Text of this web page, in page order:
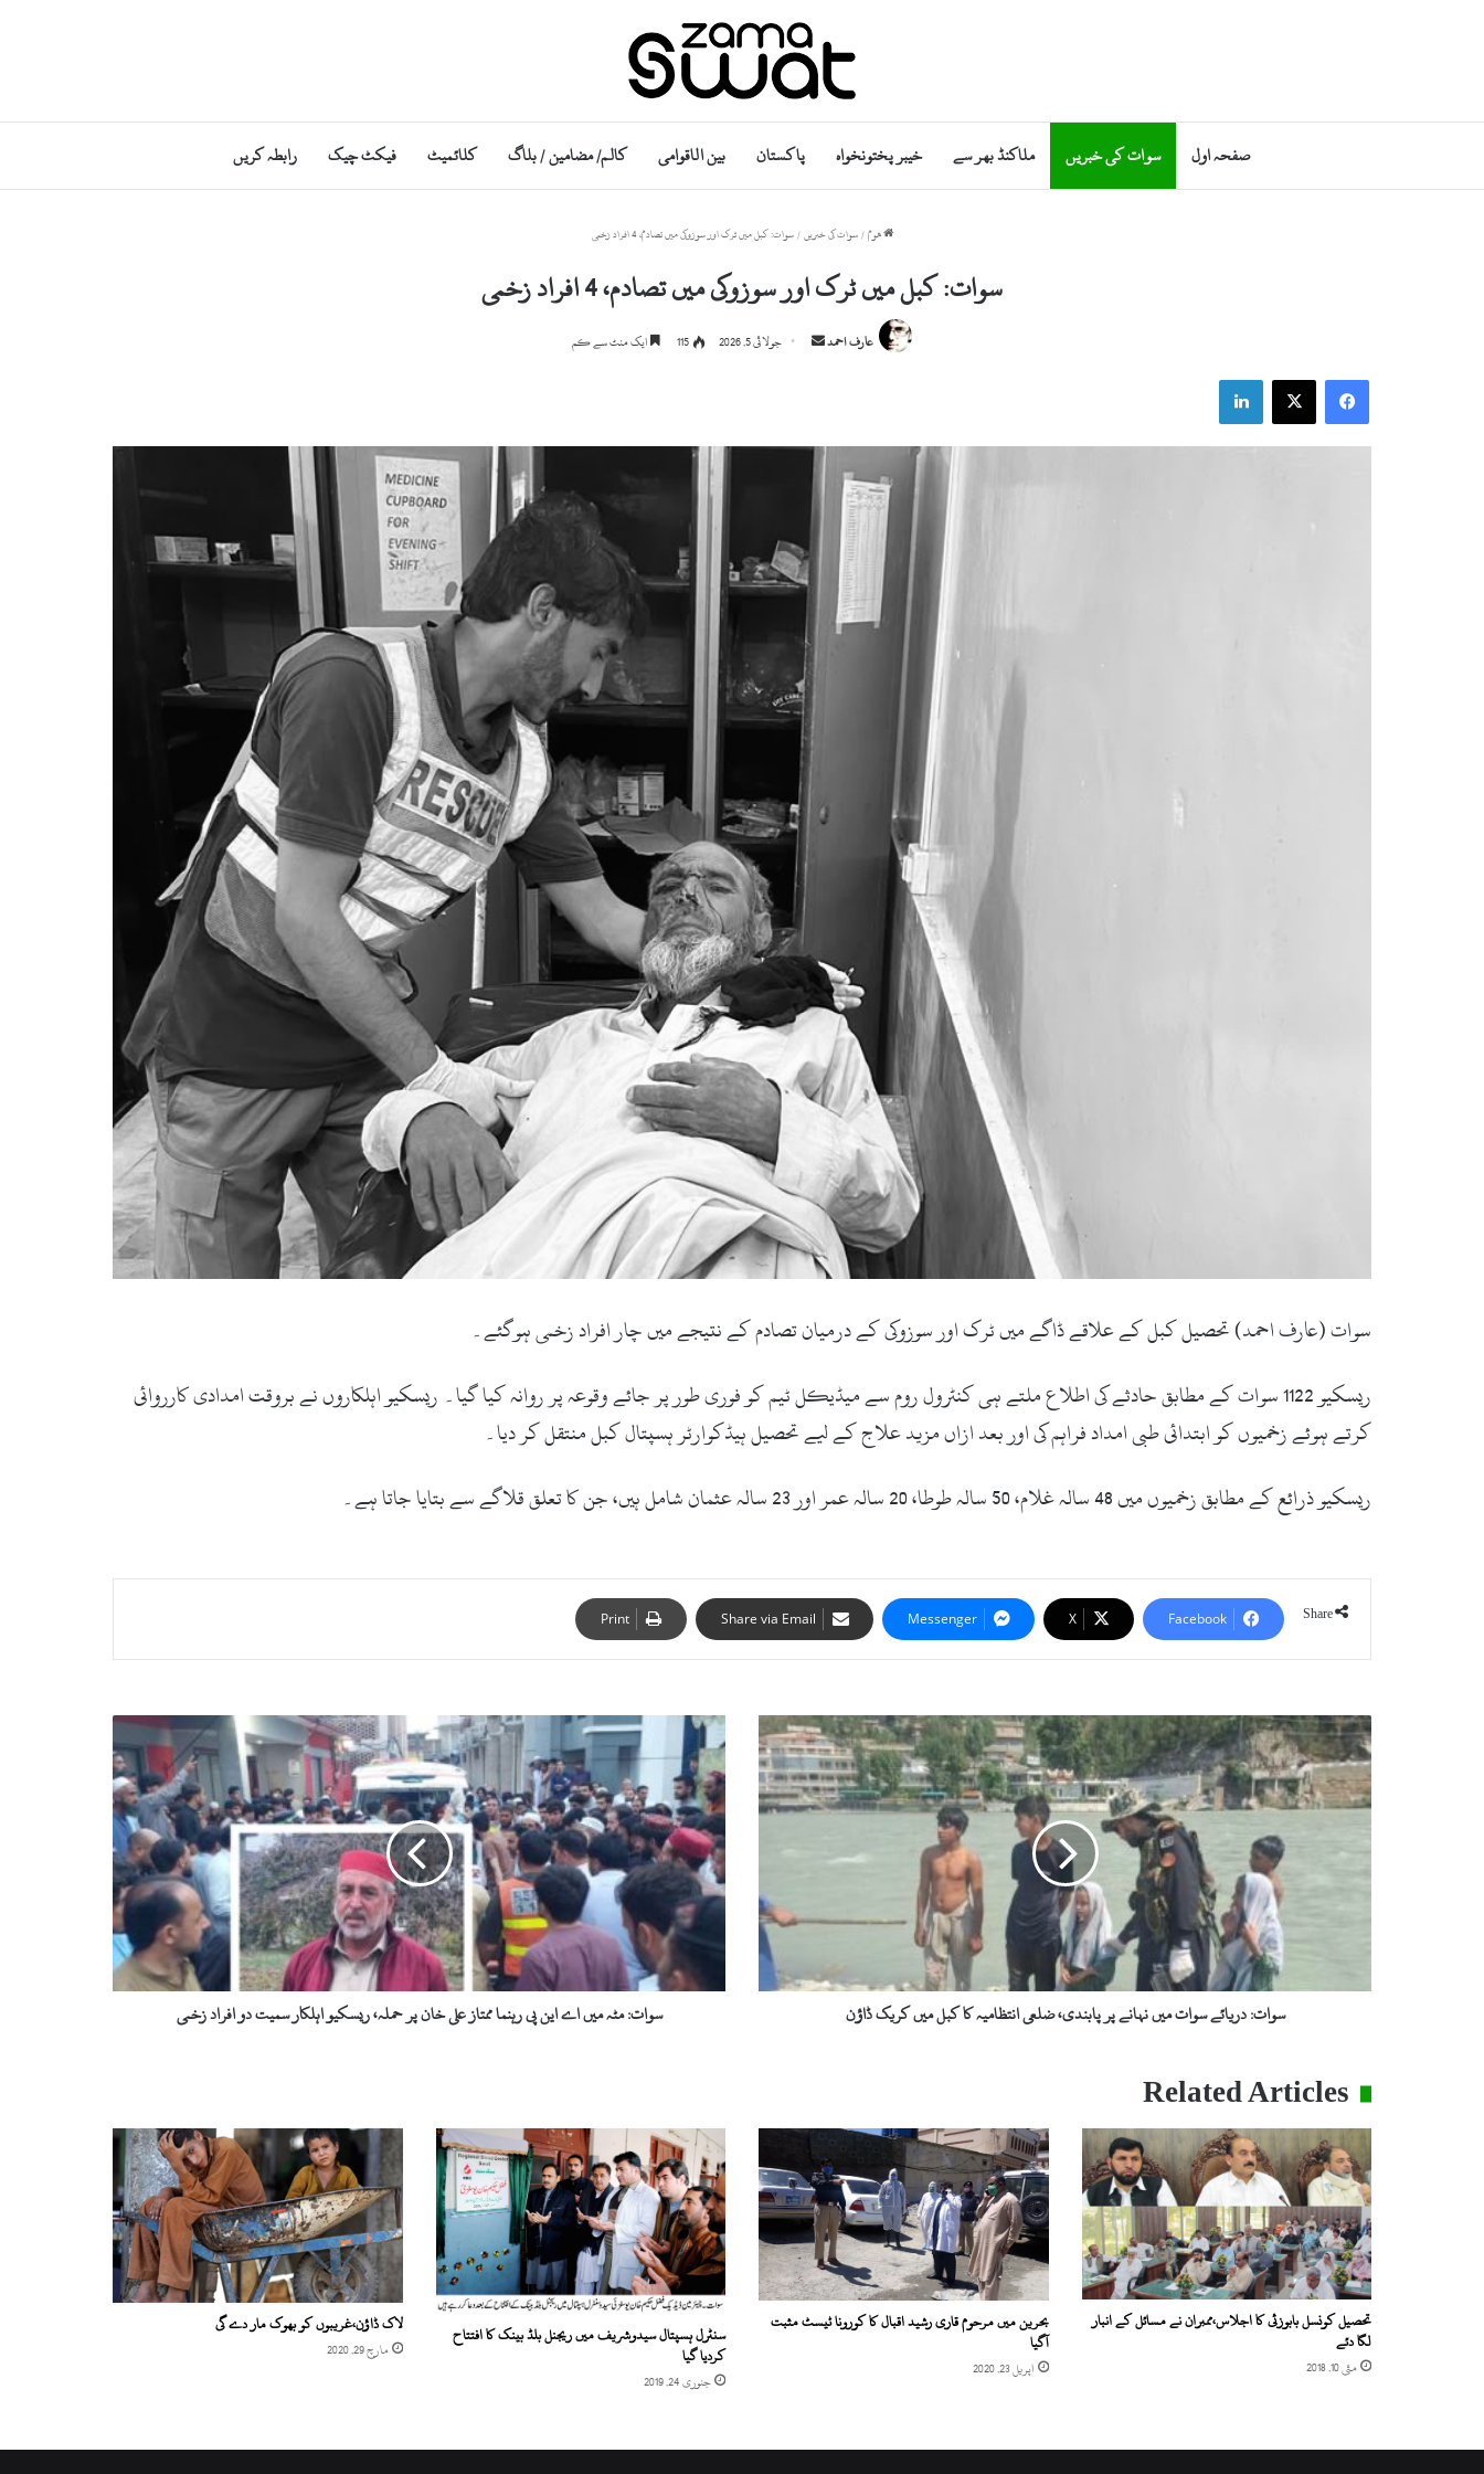
صفحہ اول سوات کی خبریں ملاکنڈ بھر سے خیبر پختونخواہ پاکستان بین الاقوامی کالم/ مضامین / بلاگ کلائمیٹ فیکٹ چیک رابطہ کریں
ھوم / سوات کی خبریں / سوات: کبل میں ٹرک اور سوزوکی میں تصادم، 4 افراد زخمی
سوات: کبل میں ٹرک اور سوزوکی میں تصادم، 4 افراد زخمی
عارف احمد
Send جولائی 5, 2026 115 ایک منٹ سے کم
Facebook
X
LinkedIn
سوات (عارف احمد) تحصیل کبل کے علاقے ڈاگے میں ٹرک اور سوزوکی کے درمیان تصادم کے نتیجے میں چار افراد زخمی ہوگئے۔
ریسکیو 1122 سوات کے مطابق حادثے کی اطلاع ملتے ہی کنٹرول روم سے میڈیکل ٹیم کو فوری طور پر جائے وقوعہ پر روانہ کیا گیا۔ ریسکیو اہلکاروں نے بروقت امدادی کارروائی
کرتے ہوئے زخمیوں کو ابتدائی طبی امداد فراہم کی اور بعد ازاں مزید علاج کے لیے تحصیل ہیڈکوارٹر ہسپتال کبل منتقل کر دیا۔
ریسکیو ذرائع کے مطابق زخمیوں میں 48 سالہ غلام، 50 سالہ طوطا، 20 سالہ عمر اور 23 سالہ عثمان شامل ہیں، جن کا تعلق قلاگے سے بتایا جاتا ہے۔
Share
Facebook
X
Messenger
Share via Email
Print
سوات:
دریائے
سوات
میں
نہانے
پر
پابندی،
ضلعی
انتظامیہ
سوات: دریائے سوات میں نہانے پر پابندی، ضلعی انتظامیہ کا کبل میں کریک ڈاؤن
سوات:
مٹہ
میں
اے
این
پی
رہنما
ممتاز
علی
خان
پر
حملہ،
زخمی
سوات: مٹہ میں اے این پی رہنما ممتاز علی خان پر حملہ، ریسکیو اہلکار سمیت دو افراد زخمی
Related Articles
تحصیل کونسل بابوزئی کا اجلاس،ممبران نے مسائل کے انبار
لگا دئے
مئی 10, 2018
بحرین میں مرحوم قاری رشید اقبال کا کورونا ٹیسٹ مثبت
آگیا
اپریل 23, 2020
سنٹرل ہسپتال سیدوشریف میں ریجنل بلڈ بینک کا افتتاح
کردیا گیا
جنوری 24, 2019
لاک ڈاؤن،غریبوں کو بھوک مار دے گی
مارچ 29, 2020